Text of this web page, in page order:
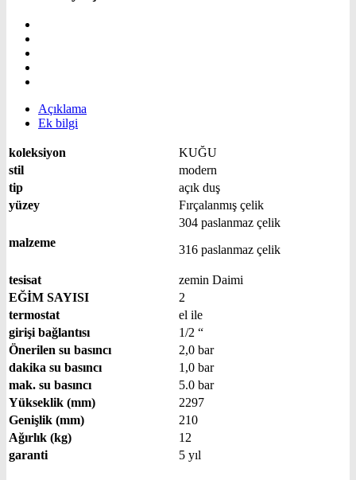
Açıklama
Ek bilgi
koleksiyon
KUĞU
stil
modern
tip
açık duş
yüzey
Fırçalanmış çelik
malzeme
304 paslanmaz çelik
316 paslanmaz çelik
tesisat
zemin Daimi
EĞİM SAYISI
2
termostat
el ile
girişi bağlantısı
1/2 “
Önerilen su basıncı
2,0 bar
dakika su basıncı
1,0 bar
mak. su basıncı
5.0 bar
Yükseklik (mm)
2297
Genişlik (mm)
210
Ağırlık (kg)
12
garanti
5 yıl